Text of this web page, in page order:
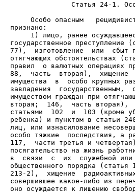
Статья 24-1.
Особо опасным
1) лицо, ранее
государственное
77),  изготовление  или  сбыт
отягчающих обстоятельствах
правил  о валютных операциях
88,  часть  вторая),  хищение
имущества  в  особо крупных
завладения  государственным,
имуществом граждан при
вторая;  146,  часть вторая),
статьями  102  и  103 (кроме
ребенка) и пунктом в статьи
лиц, или изнасилование
особо тяжкие  последствия, а
117,  части третья и
посягательство на жизнь
в  связи  с  их  служебной или
общественного порядка
213-2),  хищение
совершившее какое-либо из